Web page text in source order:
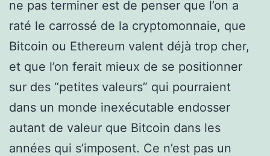
ne pas terminer est de penser que l’on a
raté le carrossé de la cryptomonnaie, que
Bitcoin ou Ethereum valent déjà trop cher,
et que l’on ferait mieux de se positionner
sur des “petites valeurs” qui pourraient
dans un monde inexécutable endosser
autant de valeur que Bitcoin dans les
années qui s’imposent. Ce n’est pas un